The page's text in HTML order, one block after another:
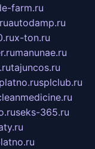
farm.ru
autodamp.ru
x-ton.ru
manunae.ru
tajuncos.ru
splclub.ru
seks-365.ru